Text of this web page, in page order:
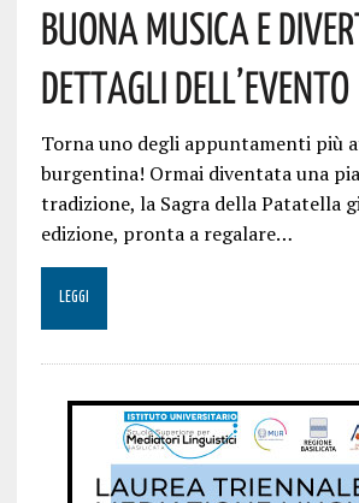
Buona Musica E
Dettagli Dell’evento
Torna uno degli appuntamenti più
burgentina! Ormai diventata una
tradizione, la Sagra della Patatella
edizione, pronta a regalare…
LEGGI